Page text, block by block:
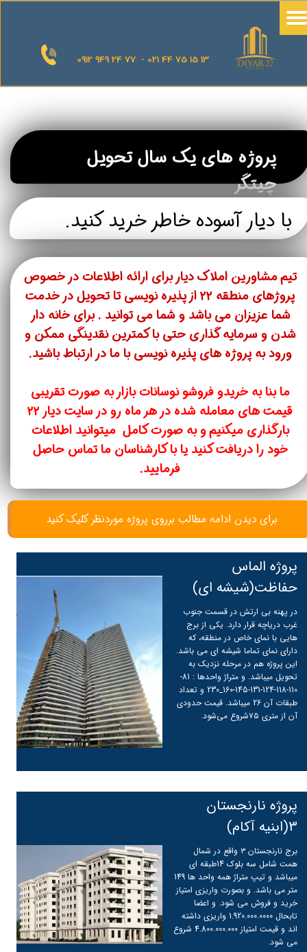
0912 949 24 77 - 021 44 75 15 13
پروژه های یک سال تحویل
چیتگر
با دیار آسوده خاطر خرید کنید.
تیم مشاورین املاک دیار برای ارائه اطلاعات در خصوص
پروژهای منطقه ۲۲ از پذیره نویسی تا تحویل در خدمت
شما عزیزان می باشد و شما می توانید . برای خانه دار
شدن و سرمایه گذاری حتی با کمترین نقدینگی ممکن و
ورود به پروژه های پذیره نویسی با ما در ارتباط باشید​​​​​​​.
ما بنا به خریدو فروشو نوسانات بازار به صورت تقریبی
قیمت های معامله شده در هر ماه رو در سایت دیار ۲۲
بارگذاری میکنیم و به صورت کامل میتوانید اطلاعات
خود را دریافت کنید یا با کارشناسان ما تماس حاصل
فرمایید.
پروژه الماس
حفاظت(شیشه ای)
در پهنه بی ارتش در قسمت جنوب
غرب دریاچه قرار دارد. یکی از برج
هایی با نمای خاص در منطقه، که
دارای نمای تماما شیشه ای می باشد.
این پروژه هم در مرحله نزدیک به
تحویل میباشد. و متراژ واحدها : 81-
110-118-124-131-145-160_230 و تعداد
طبقات آن 26 میباشد. قیمت حدودی
آن از متری ۷۵شروع می‌شود.
پروژه نارنجستان
3(ابنیه آکام)
برج نارنجستان ۳ واقع در شمال
همت شامل سه بلوک 14طبقه ای
میباشد و تیپ متراژ همه واحد ها 149
متر می باشد. و بصورت واریزی امتیاز
خرید و فروش می شود. و اعضا
تابحال 1.920.000.0000 واریزی داشته
اند و قیمت امتیاز 4.800.000.000 شروع
می شود.
برای دیدن ادامه مطالب برروی پروژه موردنظر کلیک کنید